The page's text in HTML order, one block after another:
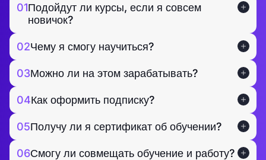
01Подойдут ли курсы, если я совсем
новичок?
02Чему я смогу научиться?
03Можно ли на этом зарабатывать?
04Как оформить подписку?
05Получу ли я сертификат об обучении?
06Смогу ли совмещать обучение и работу?